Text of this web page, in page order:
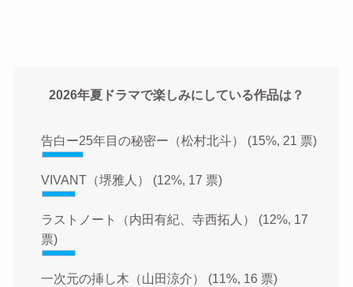
2026年夏ドラマで楽しみにしている作品は？
告白ー25年目の秘密ー（松村北斗） (15%, 21 票)
VIVANT（堺雅人） (12%, 17 票)
ラストノート（内田有紀、寺西拓人） (12%, 17
票)
一次元の挿し木（山田涼介） (11%, 16 票)